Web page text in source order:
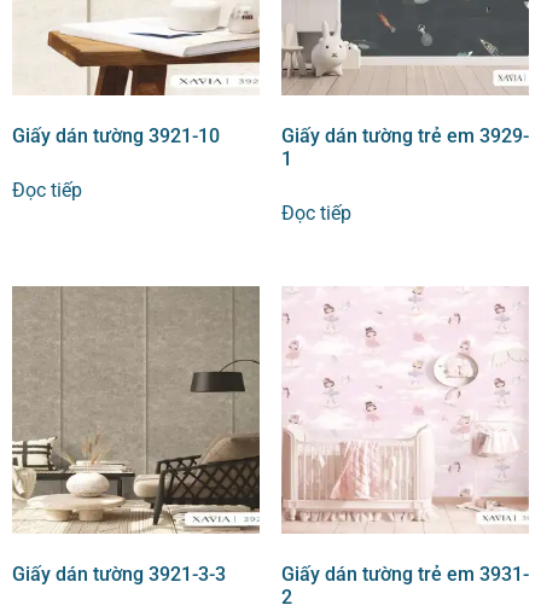
Giấy dán tường 3921-10
Đọc tiếp
Giấy dán tường trẻ em 3929-
1
Đọc tiếp
Giấy dán tường 3921-3-3
Giấy dán tường trẻ em 3931-
2